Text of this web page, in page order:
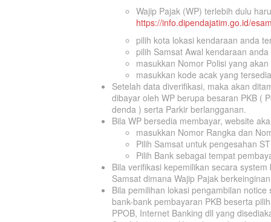
Wajip Pajak (WP) terlebih dulu
https://info.dipendajatim.go.id/
pilih kota lokasi kendaraan anda
pilih Samsat Awal kendaraan
masukkan Nomor Polisi yang
masukkan kode acak yang
Setelah data diverifikasi, maka akan
dibayar oleh WP berupa besaran PKB (
denda ) serta Parkir berlangganan.
Bila WP bersedia membayar, website
masukkan Nomor Rangka dan
Pilih Samsat untuk pengesahan
Pilih Bank sebagai tempat
Bila verifikasi kepemilikan secara
Samsat dimana Wajip Pajak
Bila pemilihan lokasi pengambilan
bank-bank pembayaran PKB beserta
PPOB, Internet Banking dll yang